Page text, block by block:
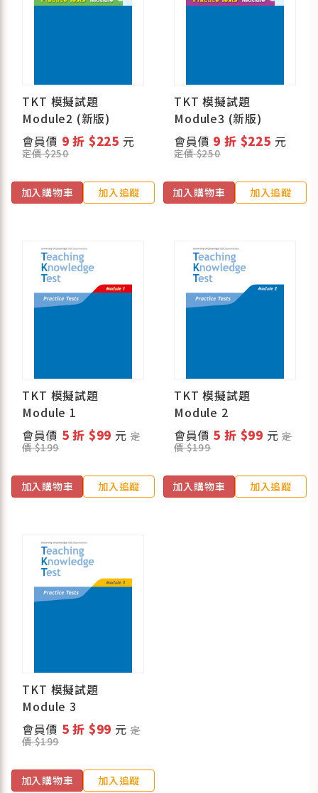
TKT 模擬試題
Module2 (新版)
會員價 9 折 $225 元
定價 $250
加入購物車 加入追蹤
TKT 模擬試題
Module3 (新版)
會員價 9 折 $225 元
定價 $250
加入購物車 加入追蹤
TKT 模擬試題
Module 1
會員價 5 折 $99 元定
價 $199
加入購物車 加入追蹤
TKT 模擬試題
Module 2
會員價 5 折 $99 元定
價 $199
加入購物車 加入追蹤
TKT 模擬試題
Module 3
會員價 5 折 $99 元定
價 $199
加入購物車 加入追蹤